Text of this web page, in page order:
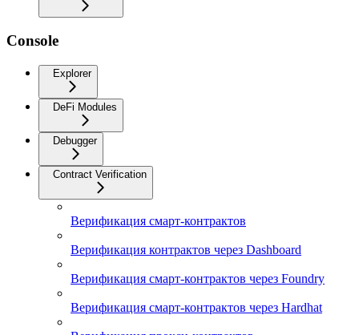
Console
Explorer
DeFi Modules
Debugger
Contract Verification
Верификация смарт-контрактов
Верификация контрактов через Dashboard
Верификация смарт-контрактов через Foundry
Верификация смарт-контрактов через Hardhat